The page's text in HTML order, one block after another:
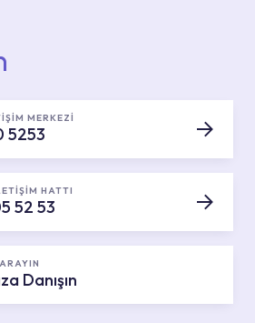
MERKEZİ
5253
HATTI
52 53
Danışın